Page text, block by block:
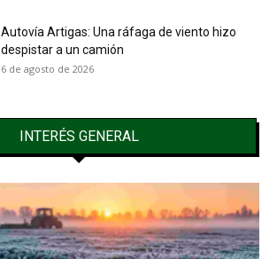
Autovía Artigas: Una ráfaga de viento hizo
despistar a un camión
6 de agosto de 2026
INTERÉS GENERAL